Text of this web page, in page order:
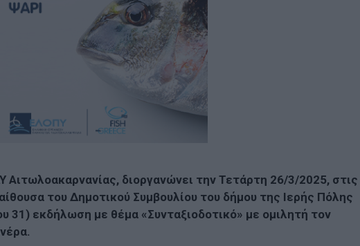
διοργανώνει την Τετάρτη 26/3/2025, στις
του Δημοτικού Συμβουλίου του δήμου της Ιερής Πόλης
31) εκδήλωση με θέμα «Συνταξιοδοτικό» με ομιλητή τον